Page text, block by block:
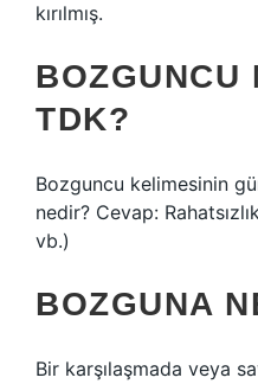
kırılmış.
BOZGUNCU
TDK?
Bozguncu kelimesinin
nedir? Cevap:
vb.)
BOZGUNA
Bir karşılaşmada veya